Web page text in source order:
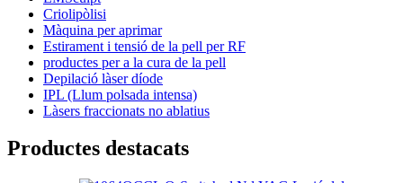
Criolipòlisi
Màquina per aprimar
Estirament i tensió de la pell per RF
productes per a la cura de la pell
Depilació làser díode
IPL (Llum polsada intensa)
Làsers fraccionats no ablatius
Productes destacats